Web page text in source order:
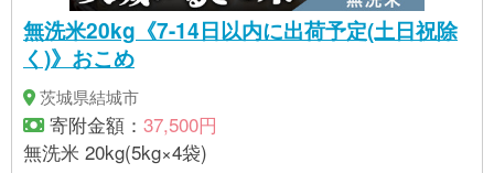
無洗米20kg《7-14日以内に出荷予定(土日祝除
く)》おこめ
茨城県結城市
寄附金額： 37,500円
無洗米 20kg(5kg×4袋)